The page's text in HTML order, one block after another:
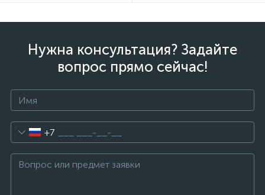
Нужна консультация? Задайте
вопрос прямо сейчас!
+7